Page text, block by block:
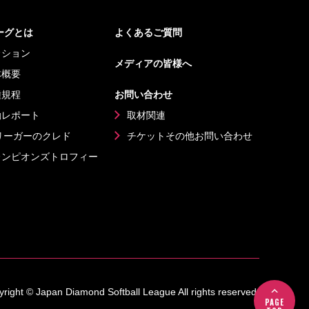
PAGE
グとは
ション
要
程
ポート
ーガーのクレド
ピオンズ トロフィー
よくあるご質問
メディアの皆様へ
お問い合わせ
取材関連
チケットその他お問い合わせ
© Japan Diamond Softball League All rights reserved.